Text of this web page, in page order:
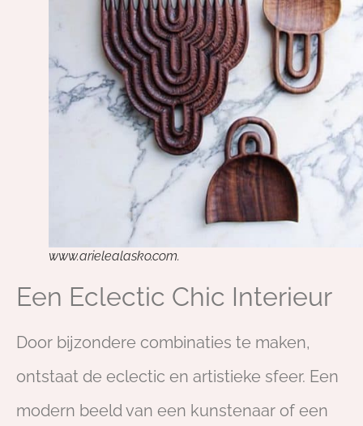
www.arielealasko.com.
Een Eclectic Chic Interieur
Door bijzondere combinaties te maken,
ontstaat de eclectic en artistieke sfeer. Een
modern beeld van een kunstenaar of een